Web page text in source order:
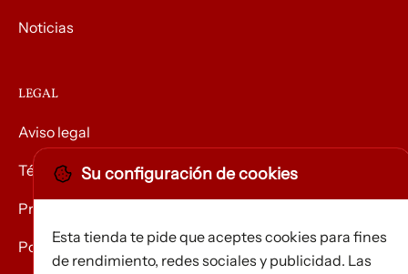
Noticias
LEGAL
Aviso legal
Términos y condiciones
Privacidad
Política de Cookies
Su configuración de cookies
Esta tienda te pide que aceptes cookies para fines
de rendimiento, redes sociales y publicidad. Las